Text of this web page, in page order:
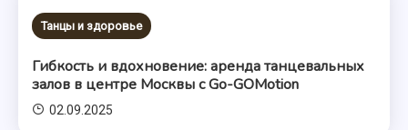
Танцы и здоровье
Гибкость и вдохновение: аренда танцевальных
залов в центре Москвы с Go-GOMotion
02.09.2025